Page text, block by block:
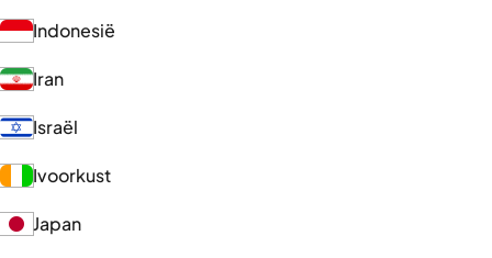
Indonesië
Iran
Israël
Ivoorkust
Japan